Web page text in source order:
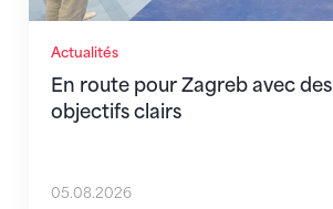
Actualités
En route pour Zagreb avec des
objectifs clairs
05.08.2026